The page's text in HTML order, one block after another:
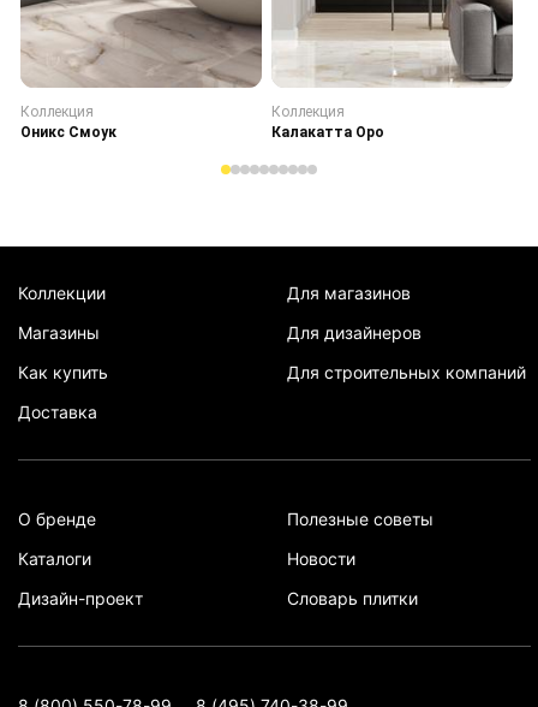
Коллекция
Оникс Смоук
Коллекция
Калакатта Оро
Коллекции
Магазины
Как купить
Доставка
Для магазинов
Для дизайнеров
Для строительных компаний
О бренде
Каталоги
Дизайн-проект
Полезные советы
Новости
Словарь плитки